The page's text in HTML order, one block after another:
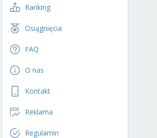
Ranking
Osiągnięcia
FAQ
O nas
Kontakt
Reklama
Regulamin